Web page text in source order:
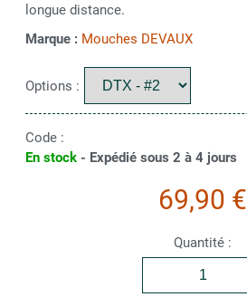
longue distance.
Marque : Mouches DEVAUX
Options :
Code :
En stock - Expédié sous 2 à 4 jours
69,90 €
Quantité :